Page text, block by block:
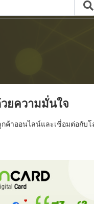
ยความมั่นใจ
ค้าออนไลน์และเชื่อมต่อกับ